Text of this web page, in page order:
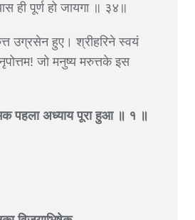
ही पूर्ण हो जायगा ॥ ३४॥
उग्रसेन हुए। श्रीहरिने स्वयं
जो मनुष्य मरुत्तके इस
पहला अध्याय पूरा हुआ ॥ १ ॥